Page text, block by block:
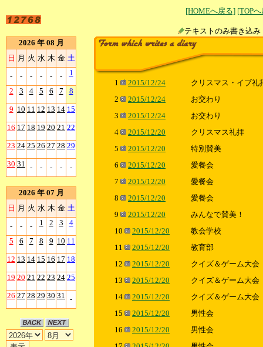
[HOMEへ戻る] [TOP
テキストのみ書
2026 年 08 月
日 月 火 水 木 金 土
- - - - - - 1
2 3 4 5 6 7 8
9 10 11 12 13 14 15
16 17 18 19 20 21 22
23 24 25 26 27 28 29
30 31 - - - - -
2026 年 07 月
日 月 火 水 木 金 土
- - - 1 2 3 4
5 6 7 8 9 10 11
12 13 14 15 16 17 18
19 20 21 22 23 24 25
26 27 28 29 30 31 -
1 2015/12/24
クリスマス・イブ礼
2
2015/12/24
お交わり
3
2015/12/24
お交わり
4
2015/12/20
クリスマス礼拝
5
2015/12/20
特別賛美
6
2015/12/20
愛餐会
7
2015/12/20
愛餐会
8
2015/12/20
愛餐会
9
2015/12/20
みんなで賛美！
10
2015/12/20
教会学校
11
2015/12/20
教育部
12
2015/12/20
クイズ＆ゲーム大会
13
2015/12/20
クイズ＆ゲーム大会
14
2015/12/20
クイズ＆ゲーム大会
15
2015/12/20
男性会
16
2015/12/20
男性会